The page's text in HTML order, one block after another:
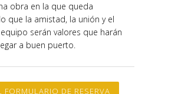
obra en la que queda
que la amistad, la unión y el
serán valores que harán
a buen puerto.
FORMULARIO DE RESERVA